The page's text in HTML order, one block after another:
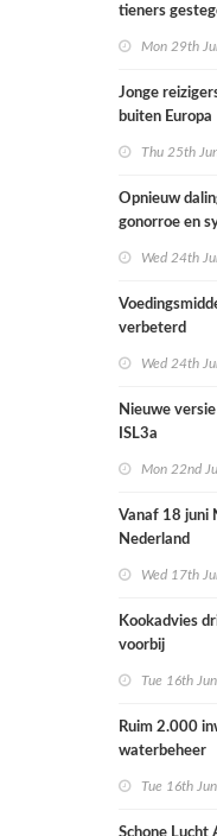
tieners
Mon 29th
Jonge
buiten Europa
Thu 25th
Opnieuw
gonorroe en
Wed 24th
verbeterd
Wed 24th
Nieuwe
ISL3a
Mon 22nd
Vanaf 18 juni
Nederland
Wed 17th
Kookadvies
voorbij
Tue 16th Jun
Ruim 2.000
waterbeheer
Tue 16th Jun